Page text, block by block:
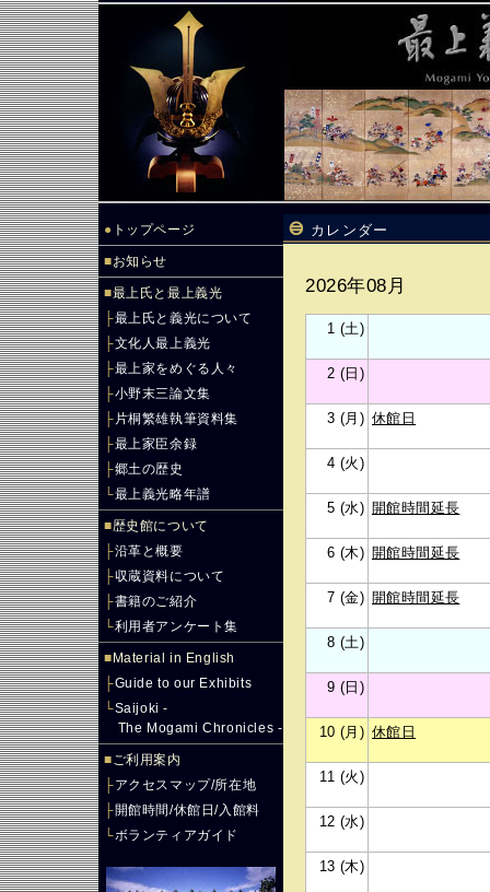
● トップページ
■お知らせ
■最上氏と最上義光
├最上氏と義光について
├文化人最上義光
├最上家をめぐる人々
├小野末三論文集
├ 片桐繁雄執筆資料集
├最上家臣余録
├郷土の歴史
└最上義光略年譜
■歴史館について
├沿革と概要
├収蔵資料について
├書籍のご紹介
└利用者アンケート集
■ Material in English
├Guide to our Exhibits
└Saijoki -
The Mogami Chronicles -
■ご利用案内
├アクセスマップ/所在地
├開館時間/休館日/入館料
└ボランティアガイド
カレンダー
2026年08月
1 (土)
2 (日)
3 (月) 休館日
4 (火)
5 (水) 開館時間延長
6 (木) 開館時間延長
7 (金) 開館時間延長
8 (土)
9 (日)
10 (月) 休館日
11 (火)
12 (水)
13 (木)